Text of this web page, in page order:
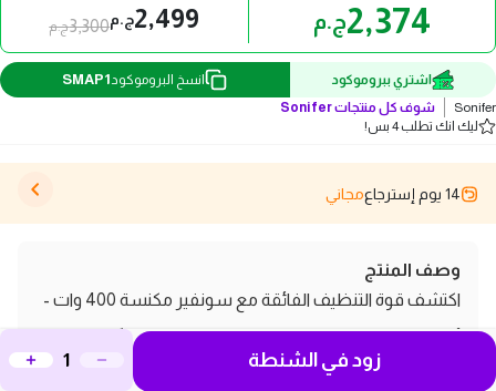
2,374ج.م 2,499ج.م3,300ج.م
اشتري ببروموكود انسخ البروموكود SMAP1
Sonifer شوف كل منتجاتSonifer
ليك انك تطلب 4 بس!
14 يوم إسترجاع مجاني
وصف المنتج
اكتشف قوة التنظيف الفائقة مع سونفير مكنسة 400 وات -
أحمر - SF-2238، المثالية للحفاظ على منزلك نظيفًا ومرتبًا.
تتميز هذه المكنسة بتصميمها الأنيق والألوان الجذابة، وتقدم
زود في الشنطة